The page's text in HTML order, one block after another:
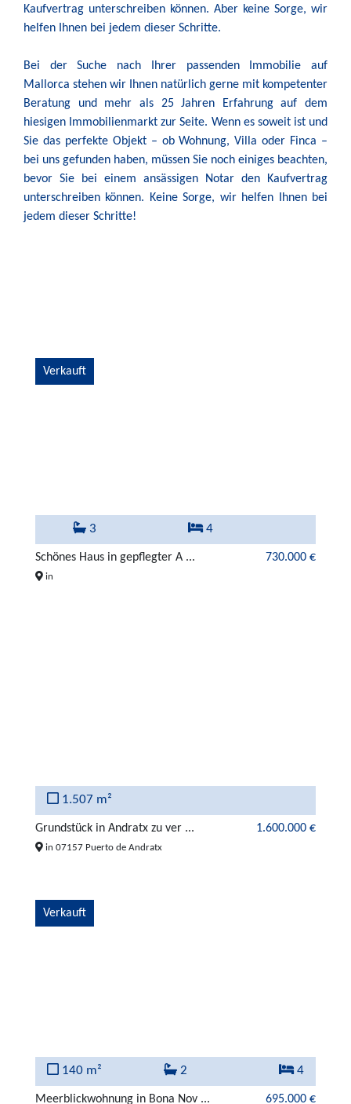
Kaufvertrag unterschreiben können. Aber keine Sorge, wir
helfen Ihnen bei jedem dieser Schritte.
Bei der Suche nach Ihrer passenden Immobilie auf
Mallorca stehen wir Ihnen natürlich gerne mit kompetenter
Beratung und mehr als 25 Jahren Erfahrung auf dem
hiesigen Immobilienmarkt zur Seite. Wenn es soweit ist und
Sie das perfekte Objekt – ob Wohnung, Villa oder Finca –
bei uns gefunden haben, müssen Sie noch einiges beachten,
bevor Sie bei einem ansässigen Notar den Kaufvertrag
unterschreiben können. Keine Sorge, wir helfen Ihnen bei
jedem dieser Schritte!
Verkauft
3 4
Schönes Haus in gepflegter A ... 730.000 €
in
1.507 m²
Grundstück in Andratx zu ver ... 1.600.000 €
in 07157 Puerto de Andratx
Verkauft
140 m² 2 4
Meerblickwohnung in Bona Nov ... 695.000 €